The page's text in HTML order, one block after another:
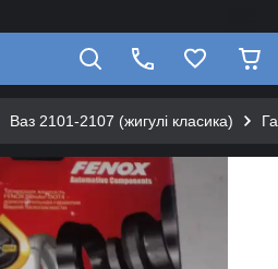
Ваз 2101-2107 (жигулі класика)